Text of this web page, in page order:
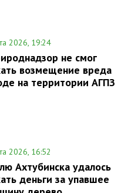
2026, 19:24
не смог
возмещение вреда
на территории АГПЗ
2026, 16:52
Ахтубинска удалось
деньги за упавшее